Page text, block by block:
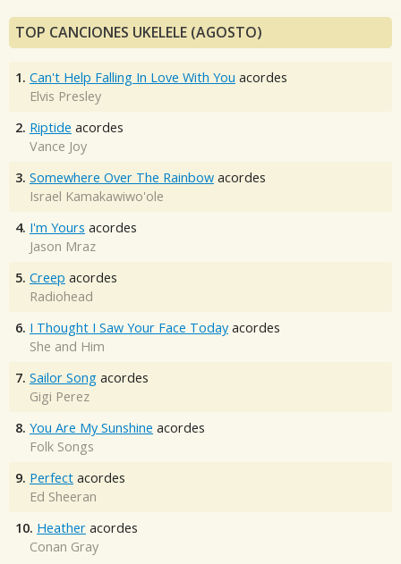
TOP CANCIONES UKELELE (AGOSTO)
1. Can't Help Falling In Love With You acordes
Elvis Presley
2. Riptide acordes
Vance Joy
3. Somewhere Over The Rainbow acordes
Israel Kamakawiwo'ole
4. I'm Yours acordes
Jason Mraz
5. Creep acordes
Radiohead
6. I Thought I Saw Your Face Today acordes
She and Him
7. Sailor Song acordes
Gigi Perez
8. You Are My Sunshine acordes
Folk Songs
9. Perfect acordes
Ed Sheeran
10. Heather acordes
Conan Gray